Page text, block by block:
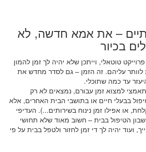
– את אמא חדשה, לא
בכיור
טוטאלי, וייתכן שלא יהיה לך זמן להמון
לוותר עליהם. זה הזמן – גם לסדר מחדש את
עד כמה שתוכלי.
למצוא זמן עבורם, נמצאים לא רק
בבעלי חיים או בתושבי הבית האחרים, אלא
או אפילו זמן נינוח בשירותים...). העדיפי
הטיפול בבית – חשוב מאוד שלא תחושי
ועוד יהיה לך די זמן לחזור ולטפל בבית על פי